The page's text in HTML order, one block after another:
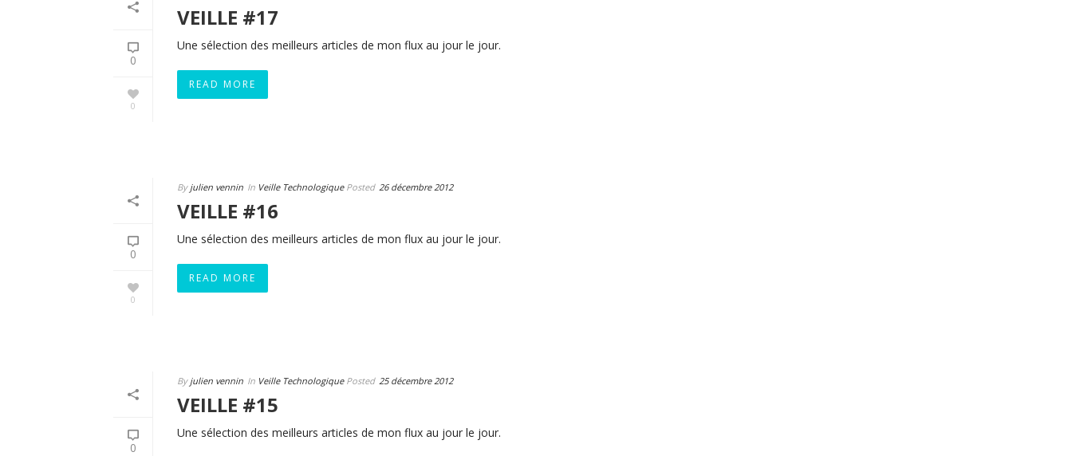
0
0
VEILLE #17
Une sélection des meilleurs articles de mon flux au jour le jour.
READ MORE
0
0
By julien vennin In Veille TechnologiquePosted 26 décembre 2012
VEILLE #16
Une sélection des meilleurs articles de mon flux au jour le jour.
READ MORE
0
By julien vennin In Veille TechnologiquePosted 25 décembre 2012
VEILLE #15
Une sélection des meilleurs articles de mon flux au jour le jour.